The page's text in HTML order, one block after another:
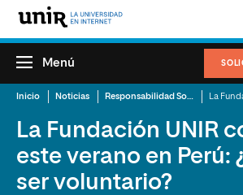
Menú
Inicio Noticias Responsabilidad Social Corporativa
La Fundación UNIR
este verano en Perú:
ser voluntario?